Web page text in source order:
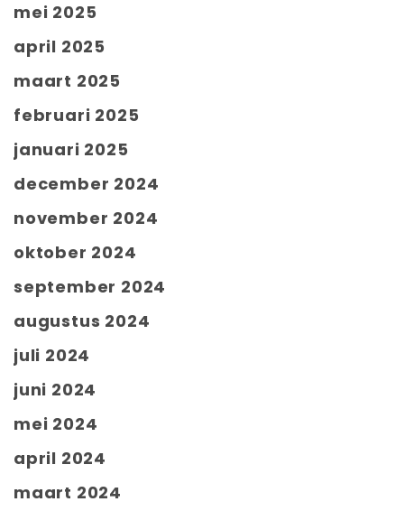
mei 2025
april 2025
maart 2025
februari 2025
januari 2025
december 2024
november 2024
oktober 2024
september 2024
augustus 2024
juli 2024
juni 2024
mei 2024
april 2024
maart 2024